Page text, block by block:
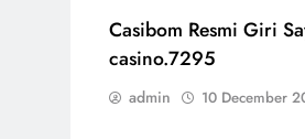
Casibom Resmi Giri
casino.7295
admin 10 December